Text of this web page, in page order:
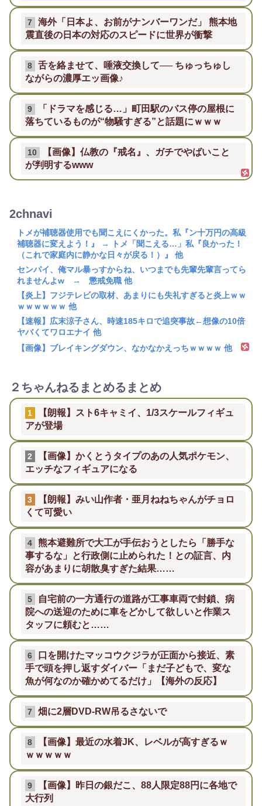
7
海外「日本よ、お前がナンバーワンだ」 熊本地
震直後の日本の対応のスピードに世界が衝撃
8
舌を絡ませて、唾液交換して── ちゅっちゅし
ながらの濃厚エッ画像♪
9
「ドラマを感じる…」町田駅のバス停の屋根に
落ちているものが“物騒すぎる”と話題にｗｗｗ
10
【画像】仏教の『戒名』、ガチでやばいこと
が判明するwww
2chnavi
トメが補聴器使用でも聞こえにくかった。私『ン十万円の高級
補聴器に変えよう！』 → トメ「聞こえる…」私『良かった！
（これで家庭内に静かな日々が戻る！）』 他
センパイ、俺マル暴っすからね、いつまでも先輩先輩言ってら
れませんよw → 懲戒免職 他
【炎上】フジテレビの取材、あまりにも失礼すぎると炎上ｗｗ
ｗｗｗｗｗｗ 他
【速報】広末涼子さん、時速185キロで追突事故←想像の10倍
ヤバくてワロエナイ 他
【画像】ブレイキングダウン、なかなかえっちｗｗｗｗ 他
２ちゃんねるまとめるまとめ
1
【朗報】スト6キャミイ、1/3スケールフィギュ
アが登場
2
【画像】かくとうタイプのあの人気ポケモン、
エッチなフィギュアになる
3
【朗報】みい山作者・亜月ねねちゃんがチョロ
くて可愛い
4
熊本避難所で大工が手伝おうとしたら「勝手な
事するな」と行政側に止められた！との証言、内
容があまりに胡散臭すぎた結果……
5
自宅前の一方通行の道路が工事車両で封鎖、病
院への送迎のために車をどかして欲しいと作業ス
タッフに頼むと……
6
口を開けたマッコウクジラが正面から接近、素
手で頭を押し返すダイバー「まだ子どもで、変な
魚が何なのか確かめてるだけ」【海外の反応】
7 畑に2層DVD-RW吊るさないで
8
【画像】最近の水着JK、レベルが高すぎるｗ
ｗｗｗｗｗ
9
【画像】昨日の銀だこ、88人限定88円に各地で
大行列